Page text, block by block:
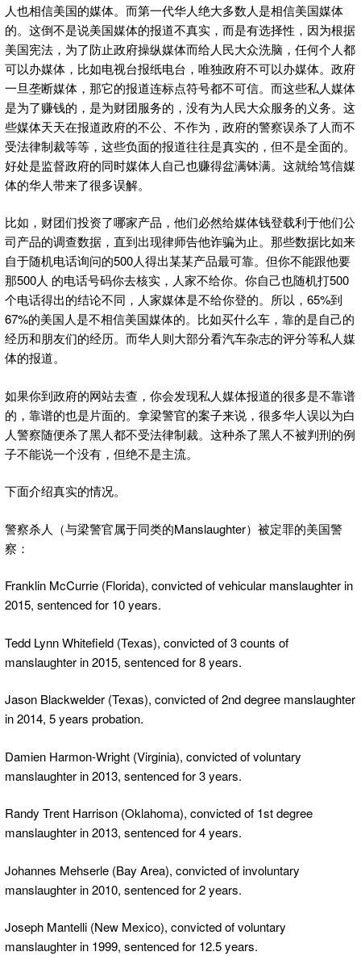
人也相信美国的媒体。而第一代华人绝大多数人是相信美国媒体
的。这倒不是说美国媒体的报道不真实，而是有选择性，因为根据
美国宪法，为了防止政府操纵媒体而给人民大众洗脑，任何个人都
可以办媒体，比如电视台报纸电台，唯独政府不可以办媒体。政府
一旦垄断媒体，那它的报道连标点符号都不可信。而这些私人媒体
是为了赚钱的，是为财团服务的，没有为人民大众服务的义务。这
些媒体天天在报道政府的不公、不作为，政府的警察误杀了人而不
受法律制裁等等，这些负面的报道往往是真实的，但不是全面的。
好处是监督政府的同时媒体人自己也赚得盆满钵满。这就给笃信媒
体的华人带来了很多误解。
比如，财团们投资了哪家产品，他们必然给媒体钱登载利于他们公
司产品的调查数据，直到出现律师告他诈骗为止。那些数据比如来
自于随机电话询问的500人得出某某产品最可靠。但你不能跟他要
那500人 的电话号码你去核实，人家不给你。你自己也随机打500
个电话得出的结论不同，人家媒体是不给你登的。所以，65%到
67%的美国人是不相信美国媒体的。比如买什么车，靠的是自己的
经历和朋友们的经历。而华人则大部分看汽车杂志的评分等私人媒
体的报道。
如果你到政府的网站去查，你会发现私人媒体报道的很多是不靠谱
的，靠谱的也是片面的。拿梁警官的案子来说，很多华人误以为白
人警察随便杀了黑人都不受法律制裁。这种杀了黑人不被判刑的例
子不能说一个没有，但绝不是主流。
下面介绍真实的情况。
警察杀人（与梁警官属于同类的Manslaughter）被定罪的美国警
察：
Franklin McCurrie (Florida), convicted of vehicular manslaughter in
2015, sentenced for 10 years.
Tedd Lynn Whitefield (Texas), convicted of 3 counts of
manslaughter in 2015, sentenced for 8 years.
Jason Blackwelder (Texas), convicted of 2nd degree manslaughter
in 2014, 5 years probation.
Damien Harmon-Wright (Virginia), convicted of voluntary
manslaughter in 2013, sentenced for 3 years.
Randy Trent Harrison (Oklahoma), convicted of 1st degree
manslaughter in 2013, sentenced for 4 years.
Johannes Mehserle (Bay Area), convicted of involuntary
manslaughter in 2010, sentenced for 2 years.
Joseph Mantelli (New Mexico), convicted of voluntary
manslaughter in 1999, sentenced for 12.5 years.